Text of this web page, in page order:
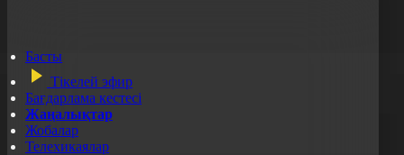
Басты
Тікелей эфир
Бағдарлама кестесі
Жаңалықтар
Жобалар
Телехикаялар